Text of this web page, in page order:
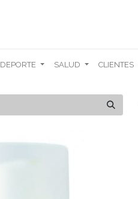
DEPORTE SALUD CLIENTES